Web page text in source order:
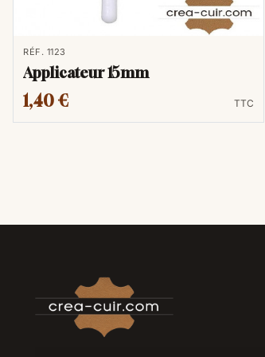
RÉF. 1123
Applicateur 15mm
1,40 € TTC